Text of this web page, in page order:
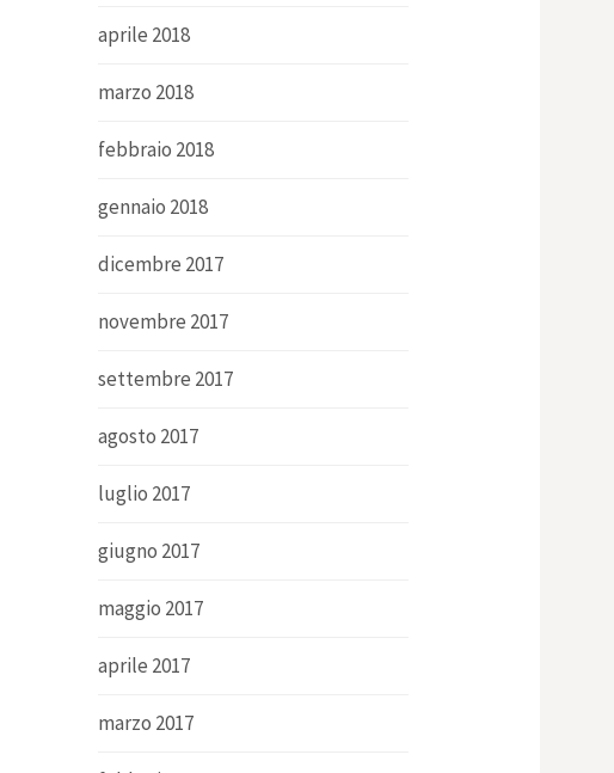
aprile 2018
marzo 2018
febbraio 2018
gennaio 2018
dicembre 2017
novembre 2017
settembre 2017
agosto 2017
luglio 2017
giugno 2017
maggio 2017
aprile 2017
marzo 2017